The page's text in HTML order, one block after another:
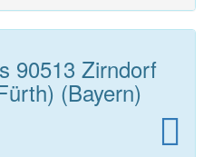
90513 Zirndorf
(Bayern)